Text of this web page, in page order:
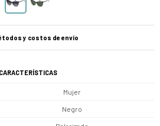
y costos de envío
CARACTERÍSTICAS
Mujer
Negro